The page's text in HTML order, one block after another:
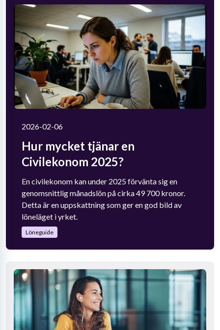
2026-02-06
Hur mycket tjänar en
Civilekonom 2025?
En civilekonom kan under 2025 förvänta sig en
genomsnittlig månadslön på cirka 49 700 kronor.
Detta är en uppskattning som ger en god bild av
löneläget i yrket.
Löneguide